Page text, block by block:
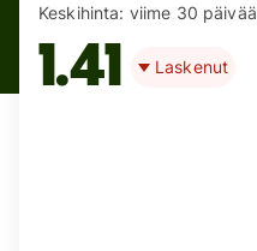
Keskihinta: viime 30 päivää
1.41 Laskenut